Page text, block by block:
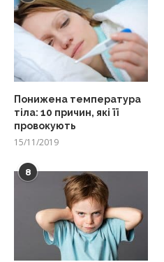
Понижена температура
тіла: 10 причин, які її
провокують
15/11/2019
8